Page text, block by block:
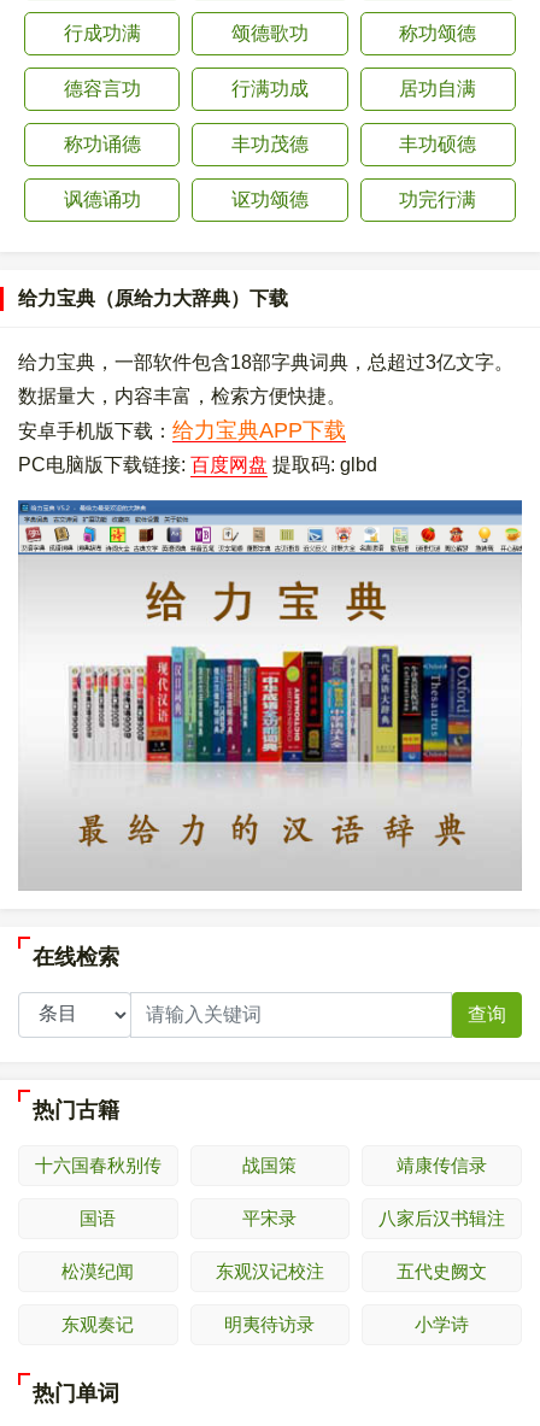
行成功满 颂德歌功 称功颂德
德容言功 行满功成 居功自满
称功诵德 丰功茂德 丰功硕德
讽德诵功 讴功颂德 功完行满
给力宝典（原给力大辞典）下载
给力宝典，一部软件包含18部字典词典，总超过3亿文字。
数据量大，内容丰富，检索方便快捷。
安卓手机版下载： 给力宝典APP下载
PC电脑版下载链接: 百度网盘 提取码: glbd
在线检索
查询
热门古籍
十六国春秋别传 战国策 靖康传信录
国语 平宋录 八家后汉书辑注
松漠纪闻 东观汉记校注 五代史阙文
东观奏记 明夷待访录 小学诗
热门单词